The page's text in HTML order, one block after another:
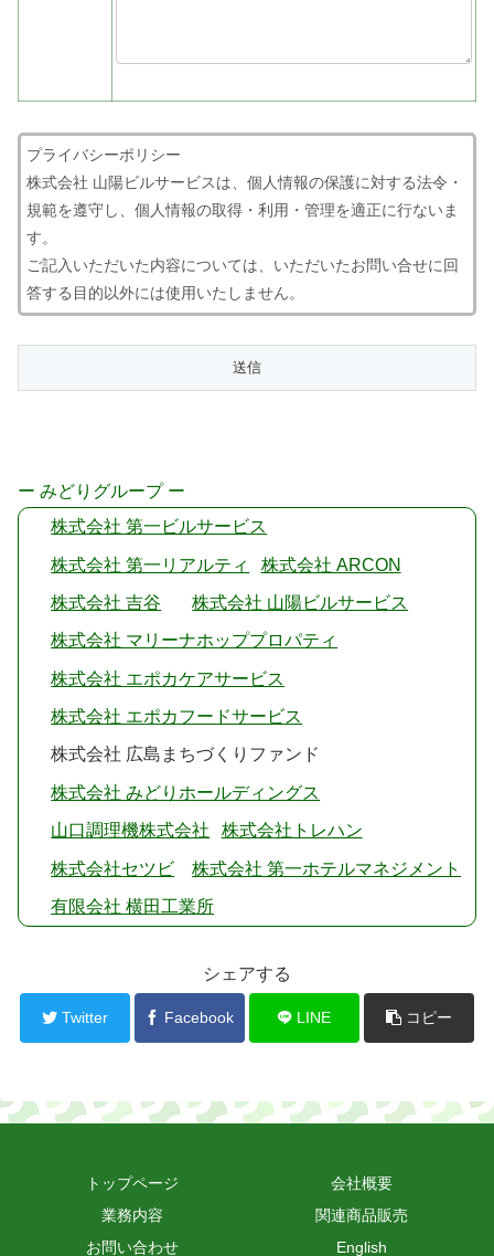
プライバシーポリシー
株式会社 山陽ビルサービスは、個人情報の保護に対する法令・
規範を遵守し、個人情報の取得・利用・管理を適正に行ないま
す。
ご記入いただいた内容については、いただいたお問い合せに回
答する目的以外には使用いたしません。
ー みどりグループ ー
株式会社 第一ビルサービス
株式会社 第一リアルティ 株式会社 ARCON
株式会社 吉谷 株式会社 山陽ビルサービス
株式会社 マリーナホッププロパティ
株式会社 エポカケアサービス
株式会社 エポカフードサービス
株式会社 広島まちづくりファンド
株式会社 みどりホールディングス
山口調理機株式会社 株式会社トレハン
株式会社セツビ 株式会社 第一ホテルマネジメント
有限会社 横田工業所
シェアする
Twitter Facebook LINE コピー
トップページ
会社概要
業務内容
関連商品販売
お問い合わせ
English